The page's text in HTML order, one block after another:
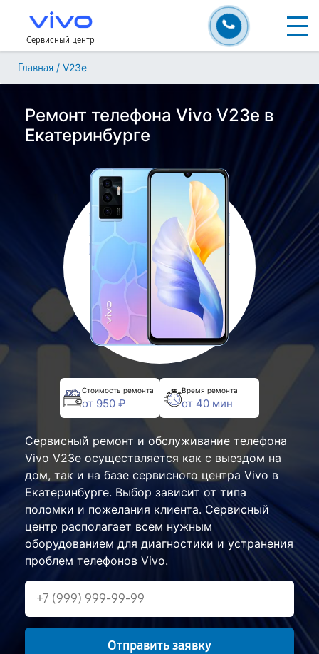
Сервисный центр
Главная / V23e
Ремонт телефона Vivo V23e в
Екатеринбурге
Стоимость ремонта
от 950 ₽
Время ремонта
от 40 мин
Сервисный ремонт и обслуживание телефона
Vivo V23e осуществляется как с выездом на
дом, так и на базе сервисного центра Vivo в
Екатеринбурге. Выбор зависит от типа
поломки и пожелания клиента. Сервисный
центр располагает всем нужным
оборудованием для диагностики и устранения
проблем телефонов Vivo.
Отправить заявку